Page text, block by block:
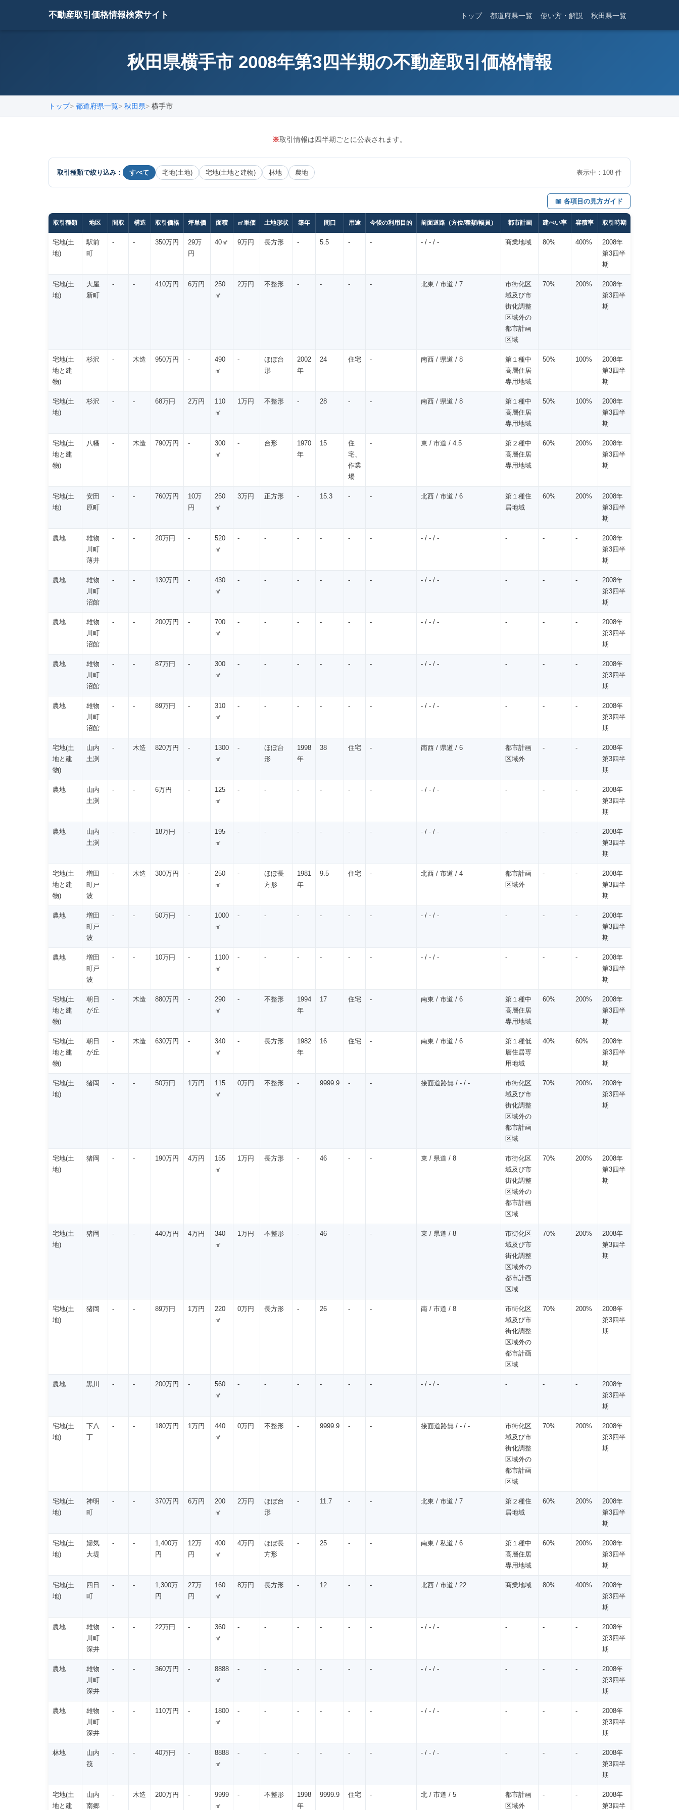
不動産取引価格情報検索サイト トップ 都道府県一覧 使い方・解説 秋田県一覧
秋田県横手市 2008年第3四半期の不動産取引価格情報
トップ 都道府県一覧 秋田県 横手市
※取引情報は四半期ごとに公表されます。
取引種類で絞り込み： すべて 宅地(土地) 宅地(土地と建物) 林地 農地 表示中： 108 件
📖 各項目の見方ガイド
取引種類 地区 間取 構造 取引価格 坪単価 面積 ㎡単価 土地形状 築年 間口 用途 今後の利用目的 前面道路（方位/種類/幅員） 都市計画 建ぺい率 容積率 取引時期
宅地(土
地)
駅前
町
- - 350万円
29万
円
40㎡ 9万円 長方形 - 5.5 - - - / - / - 商業地域 80% 400%
2008年
第3四半
期
宅地(土
地)
大屋
新町
- - 410万円 6万円
250
㎡
2万円 不整形 - - - - 北東 / 市道 / 7
市街化区
域及び市
街化調整
区域外の
都市計画
区域
70% 200%
2008年
第3四半
期
宅地(土
地と建
物)
杉沢 - 木造 950万円 -
490
㎡
-
ほぼ台
形
2002
年
24 住宅 - 南西 / 県道 / 8
第１種中
高層住居
専用地域
50% 100%
2008年
第3四半
期
宅地(土
地)
杉沢 - - 68万円 2万円
110
㎡
1万円 不整形 - 28 - - 南西 / 県道 / 8
第１種中
高層住居
専用地域
50% 100%
2008年
第3四半
期
宅地(土
地と建
物)
八幡 - 木造 790万円 -
300
㎡
- 台形
1970
年
15
住
宅、
作業
場
- 東 / 市道 / 4.5
第２種中
高層住居
専用地域
60% 200%
2008年
第3四半
期
宅地(土
地)
安田
原町
- - 760万円
10万
円
250
㎡
3万円 正方形 - 15.3 - - 北西 / 市道 / 6
第１種住
居地域
60% 200%
2008年
第3四半
期
農地
雄物
川町
薄井
- - 20万円 -
520
㎡
- - - - - - - / - / - - - -
2008年
第3四半
期
農地
雄物
川町
沼館
- - 130万円 -
430
㎡
- - - - - - - / - / - - - -
2008年
第3四半
期
農地
雄物
川町
沼館
- - 200万円 -
700
㎡
- - - - - - - / - / - - - -
2008年
第3四半
期
農地
雄物
川町
沼館
- - 87万円 -
300
㎡
- - - - - - - / - / - - - -
2008年
第3四半
期
農地
雄物
川町
沼館
- - 89万円 -
310
㎡
- - - - - - - / - / - - - -
2008年
第3四半
期
宅地(土
地と建
物)
山内
土渕
- 木造 820万円 -
1300
㎡
-
ほぼ台
形
1998
年
38 住宅 - 南西 / 県道 / 6
都市計画
区域外
- -
2008年
第3四半
期
農地
山内
土渕
- - 6万円 -
125
㎡
- - - - - - - / - / - - - -
2008年
第3四半
期
農地
山内
土渕
- - 18万円 -
195
㎡
- - - - - - - / - / - - - -
2008年
第3四半
期
宅地(土
地と建
物)
増田
町戸
波
- 木造 300万円 -
250
㎡
-
ほぼ長
方形
1981
年
9.5 住宅 - 北西 / 市道 / 4
都市計画
区域外
- -
2008年
第3四半
期
農地
増田
町戸
波
- - 50万円 -
1000
㎡
- - - - - - - / - / - - - -
2008年
第3四半
期
農地
増田
町戸
波
- - 10万円 -
1100
㎡
- - - - - - - / - / - - - -
2008年
第3四半
期
宅地(土
地と建
物)
朝日
が丘
- 木造 880万円 -
290
㎡
- 不整形
1994
年
17 住宅 - 南東 / 市道 / 6
第１種中
高層住居
専用地域
60% 200%
2008年
第3四半
期
宅地(土
地と建
物)
朝日
が丘
- 木造 630万円 -
340
㎡
- 長方形
1982
年
16 住宅 - 南東 / 市道 / 6
第１種低
層住居専
用地域
40% 60%
2008年
第3四半
期
宅地(土
地)
猪岡 - - 50万円 1万円
115
㎡
0万円 不整形 - 9999.9 - - 接面道路無 / - / -
市街化区
域及び市
街化調整
区域外の
都市計画
区域
70% 200%
2008年
第3四半
期
宅地(土
地)
猪岡 - - 190万円 4万円
155
㎡
1万円 長方形 - 46 - - 東 / 県道 / 8
市街化区
域及び市
街化調整
区域外の
都市計画
区域
70% 200%
2008年
第3四半
期
宅地(土
地)
猪岡 - - 440万円 4万円
340
㎡
1万円 不整形 - 46 - - 東 / 県道 / 8
市街化区
域及び市
街化調整
区域外の
都市計画
区域
70% 200%
2008年
第3四半
期
宅地(土
地)
猪岡 - - 89万円 1万円
220
㎡
0万円 長方形 - 26 - - 南 / 市道 / 8
市街化区
域及び市
街化調整
区域外の
都市計画
区域
70% 200%
2008年
第3四半
期
農地 黒川 - - 200万円 -
560
㎡
- - - - - - - / - / - - - -
2008年
第3四半
期
宅地(土
地)
下八
丁
- - 180万円 1万円
440
㎡
0万円 不整形 - 9999.9 - - 接面道路無 / - / -
市街化区
域及び市
街化調整
区域外の
都市計画
区域
70% 200%
2008年
第3四半
期
宅地(土
地)
神明
町
- - 370万円 6万円
200
㎡
2万円
ほぼ台
形
- 11.7 - - 北東 / 市道 / 7
第２種住
居地域
60% 200%
2008年
第3四半
期
宅地(土
地)
婦気
大堤
- -
1,400万
円
12万
円
400
㎡
4万円
ほぼ長
方形
- 25 - - 南東 / 私道 / 6
第１種中
高層住居
専用地域
60% 200%
2008年
第3四半
期
宅地(土
地)
四日
町
- -
1,300万
円
27万
円
160
㎡
8万円 長方形 - 12 - - 北西 / 市道 / 22 商業地域 80% 400%
2008年
第3四半
期
農地
雄物
川町
深井
- - 22万円 -
360
㎡
- - - - - - - / - / - - - -
2008年
第3四半
期
農地
雄物
川町
深井
- - 360万円 -
8888
㎡
- - - - - - - / - / - - - -
2008年
第3四半
期
農地
雄物
川町
深井
- - 110万円 -
1800
㎡
- - - - - - - / - / - - - -
2008年
第3四半
期
林地
山内
筏
- - 40万円 -
8888
㎡
- - - - - - - / - / - - - -
2008年
第3四半
期
宅地(土
地と建
山内
南郷
- 木造 200万円 -
9999
㎡
- 不整形
1998
年
9999.9 住宅 - 北 / 市道 / 5
都市計画
区域外
- -
2008年
第3四半